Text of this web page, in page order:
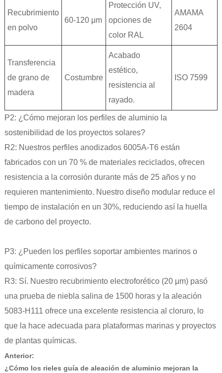
Recubrimiento
en polvo
60-120 μm
Protección UV,
opciones de
color RAL
AMAMA
2604
Transferencia
de grano de
madera
Costumbre
Acabado
estético,
resistencia al
rayado.
ISO 7599
P2: ¿Cómo mejoran los perfiles de aluminio la
sostenibilidad de los proyectos solares?
R2: Nuestros perfiles anodizados 6005A-T6 están
fabricados con un 70 % de materiales reciclados, ofrecen
resistencia a la corrosión durante más de 25 años y no
requieren mantenimiento. Nuestro diseño modular reduce el
tiempo de instalación en un 30%, reduciendo así la huella
de carbono del proyecto.
P3: ¿Pueden los perfiles soportar ambientes marinos o
químicamente corrosivos?
R3: Sí. Nuestro recubrimiento electroforético (20 μm) pasó
una prueba de niebla salina de 1500 horas y la aleación
5083-H111 ofrece una excelente resistencia al cloruro, lo
que la hace adecuada para plataformas marinas y proyectos
de plantas químicas.
Anterior:
¿Cómo los rieles guía de aleación de aluminio mejoran la